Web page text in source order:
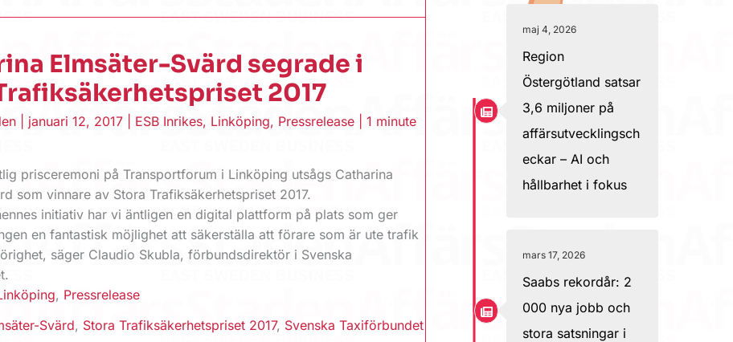
Elmsäter-Svärd segrade i
2017
januari 12, 2017 ESB Inrikes, Linköping, Pressrelease |1 minute
prisceremoni på Transportforum i Linköping utsågs Catharina
som vinnare av Stora Trafiksäkerhetspriset 2017.
initiativ har vi äntligen en digital plattform på plats som ger
en fantastisk möjlighet att säkerställa att förare som är ute trafik
säger Claudio Skubla, förbundsdirektör i Svenska
, Pressrelease
Svärd, Stora Trafiksäkerhetspriset 2017, Svenska Taxiförbundet
maj 4, 2026
Region
Östergötland satsar
3,6 miljoner på
affärsutvecklingsch
eckar – AI och
hållbarhet i fokus
mars 17, 2026
Saabs rekordår: 2
000 nya jobb och
stora satsningar i